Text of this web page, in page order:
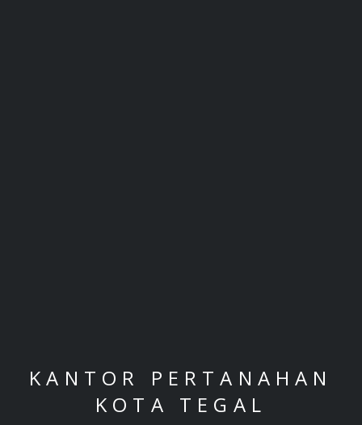
KANTOR PERTANAHAN
KOTA TEGAL